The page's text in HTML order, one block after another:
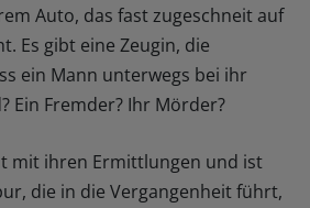
Auto, das fast zugeschneit auf
Es gibt eine Zeugin, die
ein Mann unterwegs bei ihr
Ein Fremder? Ihr Mörder?
mit ihren Ermittlungen und ist
die in die Vergangenheit führt,